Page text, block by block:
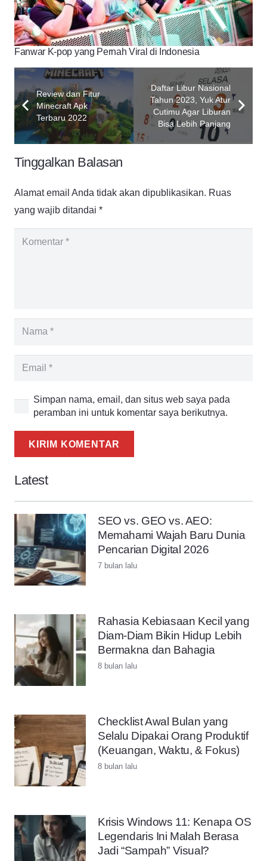
Fanwar K-pop yang Pernah Viral di Indonesia
Review dan Fitur
Minecraft Apk
Terbaru 2022
Daftar Libur Nasional
Tahun 2023, Yuk Atur
Cutimu Agar Liburan
Bisa Lebih Panjang
Tinggalkan Balasan
Alamat email Anda tidak akan dipublikasikan. Ruas
yang wajib ditandai *
Simpan nama, email, dan situs web saya pada
peramban ini untuk komentar saya berikutnya.
KIRIM KOMENTAR
Latest
SEO vs. GEO vs. AEO:
Memahami Wajah Baru Dunia
Pencarian Digital 2026
7 bulan lalu
Rahasia Kebiasaan Kecil yang
Diam-Diam Bikin Hidup Lebih
Bermakna dan Bahagia
8 bulan lalu
Checklist Awal Bulan yang
Selalu Dipakai Orang Produktif
(Keuangan, Waktu, & Fokus)
8 bulan lalu
Krisis Windows 11: Kenapa OS
Legendaris Ini Malah Berasa
Jadi “Sampah” Visual?